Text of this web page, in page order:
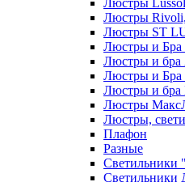
Люстры
Люстры
Люстры ST
Люстры и Бра
Люстры и бра
Люстры и Бра
Люстры и бра
Люстры
Люстры,
Плафон
Разные
Светильники